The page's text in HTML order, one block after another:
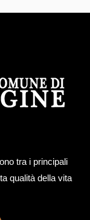
tra i principali
qualità della vita